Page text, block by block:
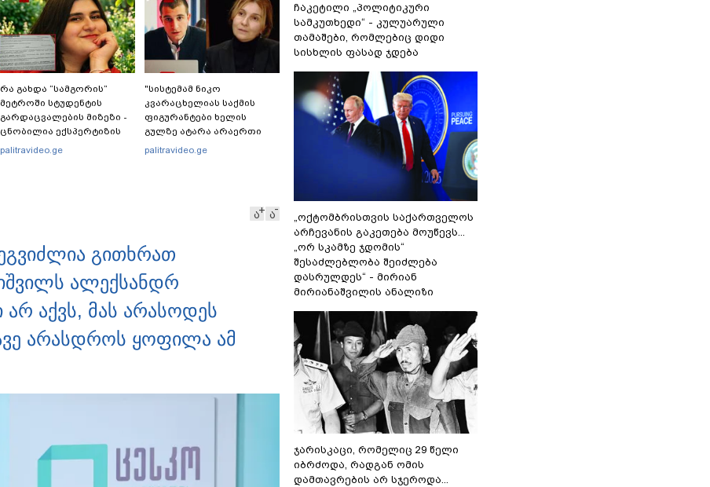
რა გახდა “სამგორის”
მეტროში სტუდენტის
გარდაცვალების მიზეზი -
ცნობილია ექსპერტიზის
პასუხი
palitravideo.ge
"სისტემამ ნიკო
კვარაცხელიას საქმის
ფიგურანტები ხელის
გულზე ატარა არაერთი
წელი! ხომ არ იცით
palitravideo.ge
ა ა
გითხრათ
ალექსანდრ
არ აქვს, მას არასოდეს
არასდროს ყოფილა ამ
ჩაკეტილი „პოლიტიკური
სამკუთხედი“ - კულუარული
თამაშები, რომლებიც დიდი
სისხლის ფასად ჯდება
„ოქტომბრისთვის საქართველოს
არჩევანის გაკეთება მოუწევს...
„ორ სკამზე ჯდომის“
შესაძლებლობა შეიძლება
დასრულდეს“ - მირიან
მირიანაშვილის ანალიზი
ჯარისკაცი, რომელიც 29 წელი
იბრძოდა, რადგან ომის
დამთავრების არ სჯეროდა...